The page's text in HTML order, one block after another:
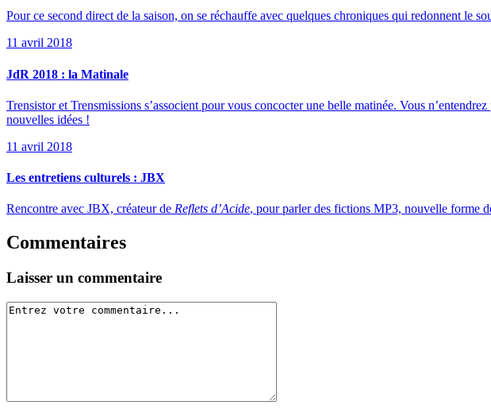
Pour ce second direct de la saison, on se réchauffe avec quelques chroniques qui redonnent le
11 avril 2018
JdR 2018 : la Matinale
Trensistor et Trensmissions s’associent pour vous concocter une belle matinée. Vous
nouvelles idées !
11 avril 2018
Les entretiens culturels : JBX
Rencontre avec JBX, créateur de Reflets d’Acide, pour parler des fictions MP3, nouvelle forme
Commentaires
Laisser un commentaire